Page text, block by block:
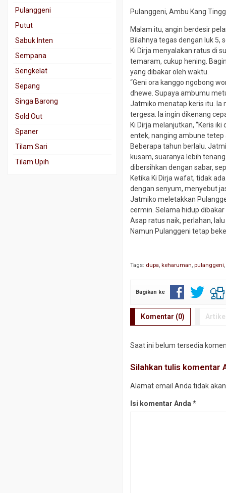
Pulanggeni, Ambu Kang
Malam itu, angin berdesir
Bilahnya tegas dengan luk 5,
Ki Dirja menyalakan ratus di
temaram, cukup hening.
yang dibakar oleh waktu.
“Geni ora kanggo ngobong
dhewe. Supaya ambumu
Jatmiko menatap keris itu. Ia
tergesa. Ia ingin dikenang
Ki Dirja melanjutkan, “Keris
entek, nanging ambune tetep
Beberapa tahun berlalu.
kusam, suaranya lebih
dibersihkan dengan sabar,
Ketika Ki Dirja wafat, tidak
dengan senyum, menyebut
Jatmiko meletakkan
cermin. Selama hidup
Asap ratus naik, perlahan,
Namun Pulanggeni tetap
Tags: dupa, keharuman, pulanggeni,
Bagikan ke
Komentar (0)
Saat ini belum tersedia
Silahkan tulis komentar
Alamat email Anda tidak
Isi komentar Anda *
Pulanggeni
Putut
Sabuk Inten
Sempana
Sengkelat
Sepang
Singa Barong
Sold Out
Spaner
Tilam Sari
Tilam Upih